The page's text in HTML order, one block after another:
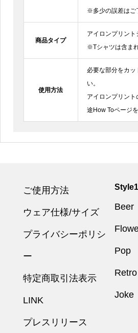
※多少の誤差はご
商品タイプ
アイロンプリント
※Tシャツは含ま
使用方法
必要な部分をカッ
い。
アイロンプリント
途How Toページ
ご使用方法
ウェア仕様/サイズ
プライバシーポリシ
ー
特定商取引法表示
LINK
プレスリリース
Style1
Beer
Pop
Retro
Joke